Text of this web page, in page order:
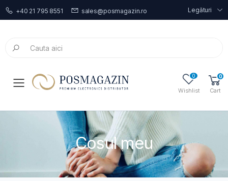
+40 21 795 8551 sales@posmagazin.ro Legături
Toggle mobile menu
0
Wishlist
0
Cart
Cosul meu